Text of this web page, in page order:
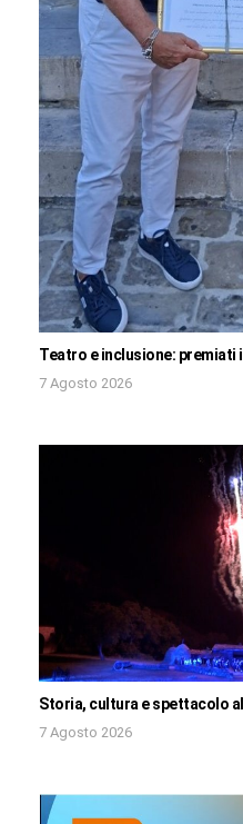
Teatro e inclusione: premiati
7 Agosto 2026
Storia, cultura e spettacolo
7 Agosto 2026